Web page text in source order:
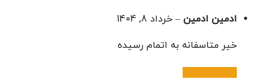
ادمین ادمین – خرداد 8, 1404
خیر متاسفانه به اتمام رسیده